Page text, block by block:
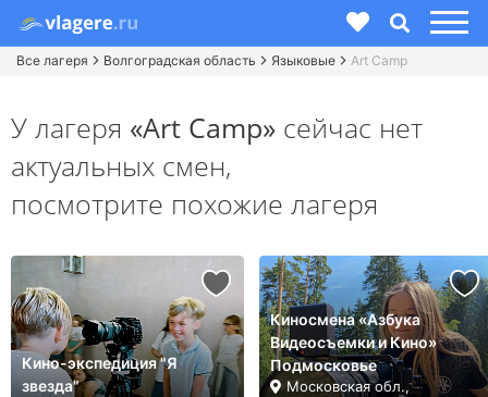
Все лагеря Волгоградская область Языковые Art Camp
У лагеря «Art Camp» сейчас нет
актуальных смен,
посмотрите похожие лагеря
Кино-экспедиция "Я
звезда"
Киносмена «Азбука
Видеосъемки и Кино»
Подмосковье
Московская обл.,